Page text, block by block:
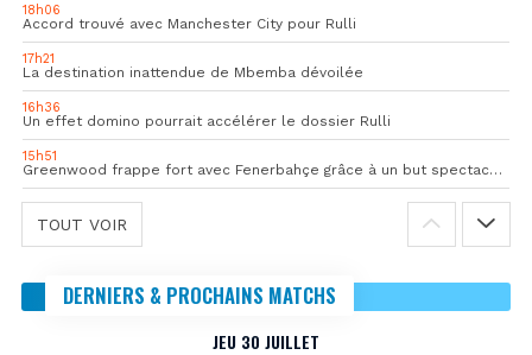
18h06
Accord trouvé avec Manchester City pour Rulli
17h21
La destination inattendue de Mbemba dévoilée
16h36
Un effet domino pourrait accélérer le dossier Rulli
15h51
Greenwood frappe fort avec Fenerbahçe grâce à un but spectaculaire
TOUT VOIR
DERNIERS & PROCHAINS MATCHS
JEU 30 JUILLET